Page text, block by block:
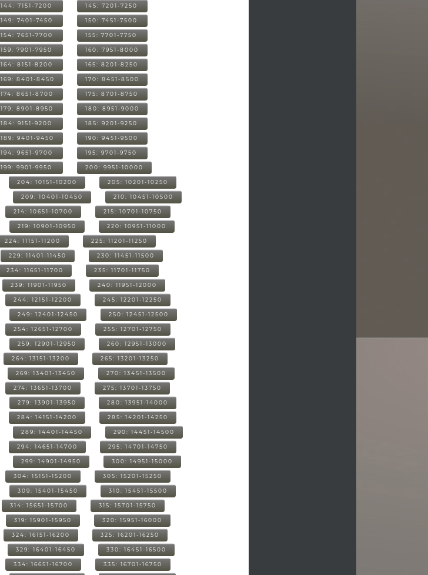
144: 7151-7200 145: 7201-7250
149: 7401-7450 150: 7451-7500
154: 7651-7700 155: 7701-7750
159: 7901-7950 160: 7951-8000
164: 8151-8200 165: 8201-8250
169: 8401-8450 170: 8451-8500
174: 8651-8700 175: 8701-8750
179: 8901-8950 180: 8951-9000
184: 9151-9200 185: 9201-9250
189: 9401-9450 190: 9451-9500
194: 9651-9700 195: 9701-9750
199: 9901-9950 200: 9951-10000
204: 10151-10200 205: 10201-10250
209: 10401-10450 210: 10451-10500
214: 10651-10700 215: 10701-10750
219: 10901-10950 220: 10951-11000
224: 11151-11200 225: 11201-11250
229: 11401-11450 230: 11451-11500
234: 11651-11700 235: 11701-11750
239: 11901-11950 240: 11951-12000
244: 12151-12200 245: 12201-12250
249: 12401-12450 250: 12451-12500
254: 12651-12700 255: 12701-12750
259: 12901-12950 260: 12951-13000
264: 13151-13200 265: 13201-13250
269: 13401-13450 270: 13451-13500
274: 13651-13700 275: 13701-13750
279: 13901-13950 280: 13951-14000
284: 14151-14200 285: 14201-14250
289: 14401-14450 290: 14451-14500
294: 14651-14700 295: 14701-14750
299: 14901-14950 300: 14951-15000
304: 15151-15200 305: 15201-15250
309: 15401-15450 310: 15451-15500
314: 15651-15700 315: 15701-15750
319: 15901-15950 320: 15951-16000
324: 16151-16200 325: 16201-16250
329: 16401-16450 330: 16451-16500
334: 16651-16700 335: 16701-16750